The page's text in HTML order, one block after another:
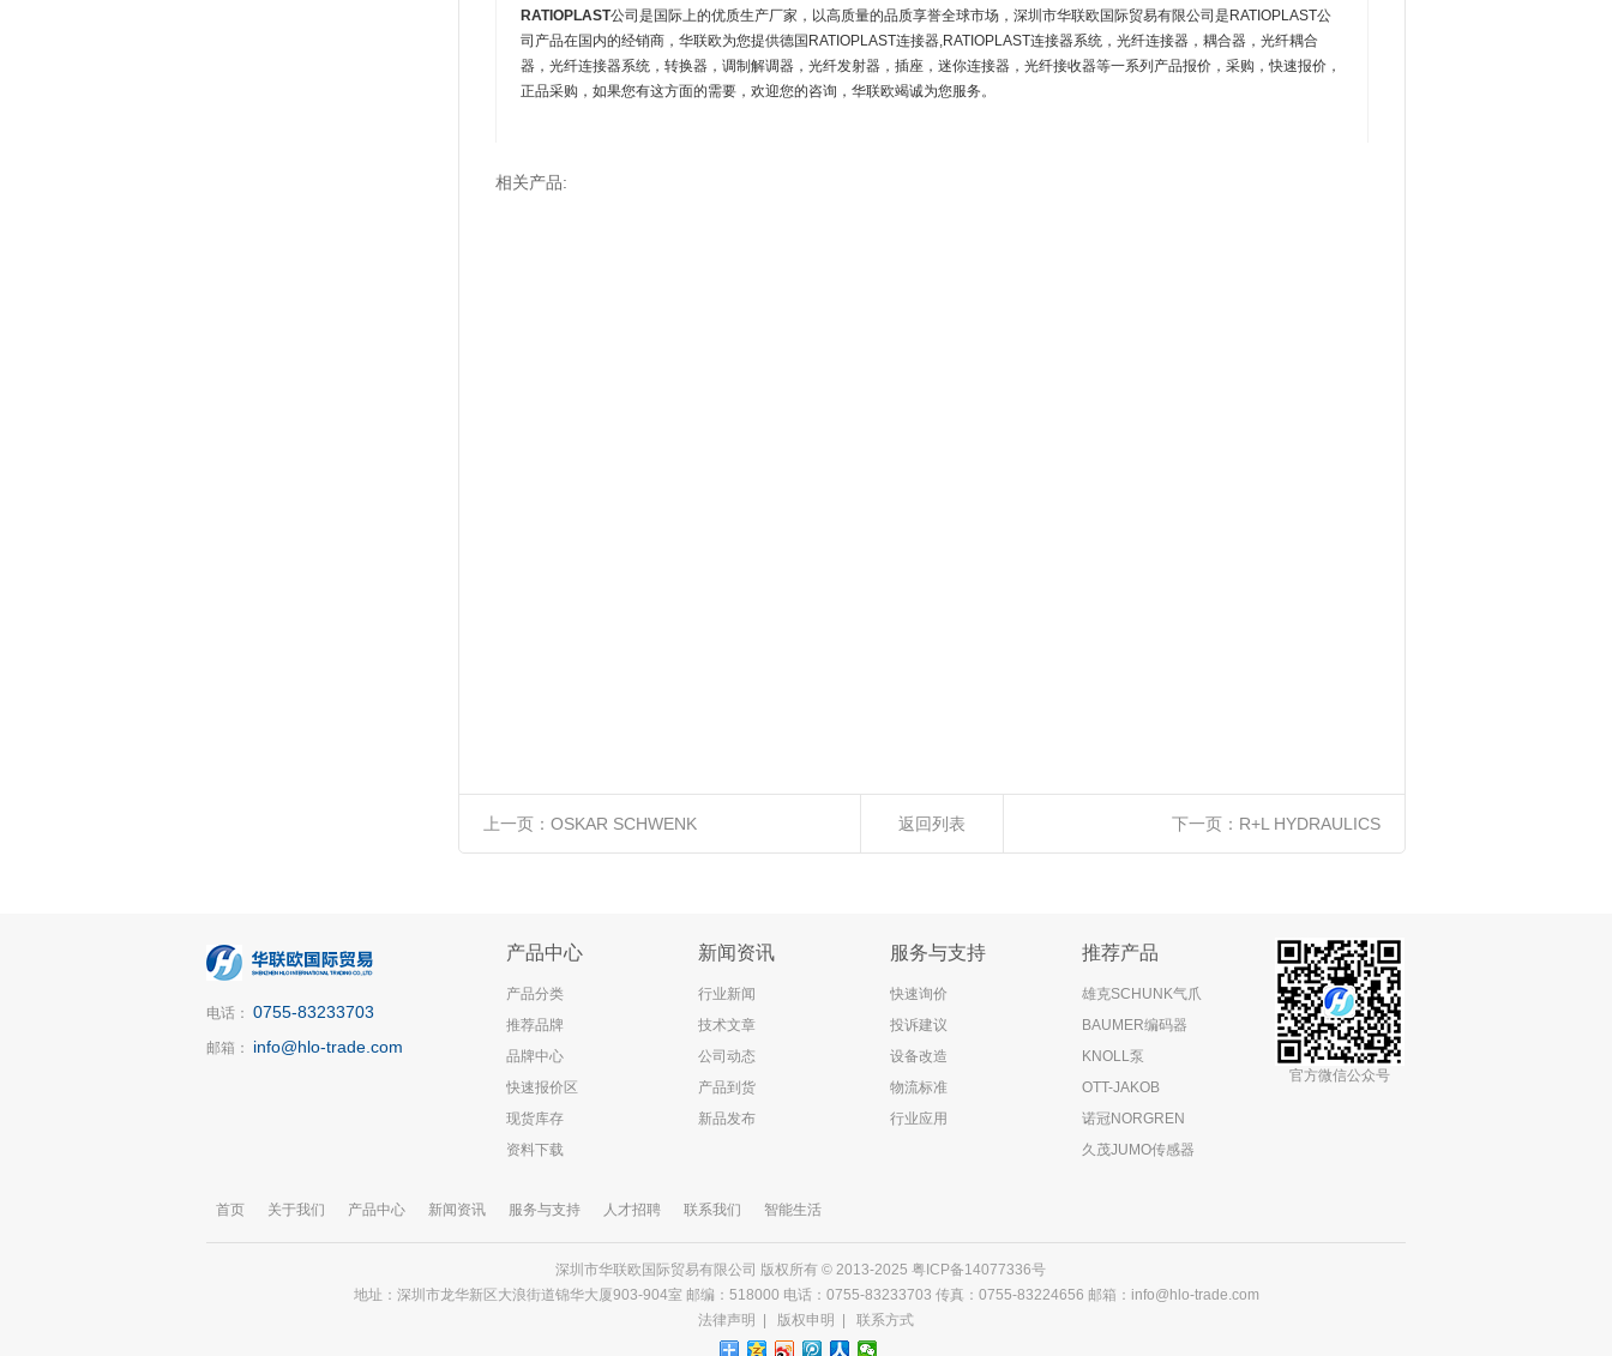
RATIOPLAST公司是国际上的优质生产厂家，以高质量的品质享誉全球市场，深圳市华联欧国际贸易有限公司是RATIOPLAST公
司产品在国内的经销商，华联欧为您提供德国RATIOPLAST连接器,RATIOPLAST连接器系统，光纤连接器，耦合器，光纤耦合
器，光纤连接器系统，转换器，调制解调器，光纤发射器，插座，迷你连接器，光纤接收器等一系列产品报价，采购，快速报价，
正品采购，如果您有这方面的需要，欢迎您的咨询，华联欧竭诚为您服务。
相关产品:
上一页： OSKAR SCHWENK 返回列表 下一页： R+L HYDRAULICS
电话： 0755-83233703
邮箱： info@hlo-trade.com
产品中心
产品分类
推荐品牌
品牌中心
快速报价区
现货库存
资料下载
新闻资讯
行业新闻
技术文章
公司动态
产品到货
新品发布
服务与支持
快速询价
投诉建议
设备改造
物流标准
行业应用
推荐产品
雄克SCHUNK气爪
BAUMER编码器
KNOLL泵
OTT-JAKOB
诺冠NORGREN
久茂JUMO传感器
官方微信公众号
首页 关于我们 产品中心 新闻资讯 服务与支持 人才招聘 联系我们 智能生活
深圳市华联欧国际贸易有限公司 版权所有 © 2013-2025 粤ICP备14077336号
地址：深圳市龙华新区大浪街道锦华大厦903-904室 邮编：518000 电话：0755-83233703 传真：0755-83224656 邮箱：info@hlo-trade.com
法律声明
版权申明 联系方式